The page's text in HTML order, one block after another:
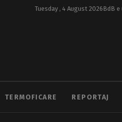
Tuesday , 4 August 2026BdB e
TERMOFICARE REPORTAJ